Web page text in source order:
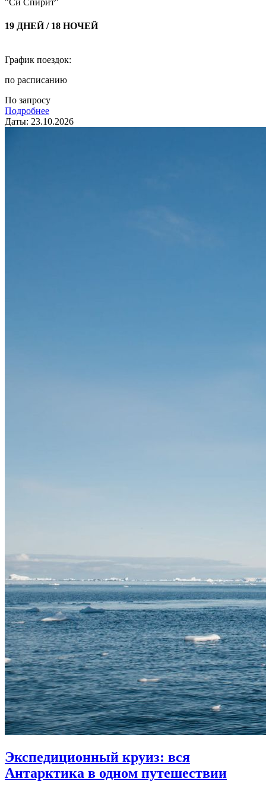
"Си Спирит"
19 ДНЕЙ / 18 НОЧЕЙ
График поездок:
по расписанию
По запросу
Подробнее
Даты: 23.10.2026
Экспедиционный круиз: вся
Антарктика в одном путешествии